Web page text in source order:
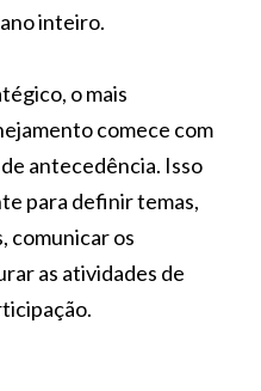
inteiro.
o mais
comece com
antecedência. Isso
para definir temas,
comunicar os
as atividades de